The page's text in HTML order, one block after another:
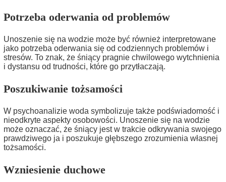
Potrzeba oderwania od problemów
Unoszenie się na wodzie może być również interpretowane
jako potrzeba oderwania się od codziennych problemów i
stresów. To znak, że śniący pragnie chwilowego wytchnienia
i dystansu od trudności, które go przytłaczają.
Poszukiwanie tożsamości
W psychoanalizie woda symbolizuje także podświadomość i
nieodkryte aspekty osobowości. Unoszenie się na wodzie
może oznaczać, że śniący jest w trakcie odkrywania swojego
prawdziwego ja i poszukuje głębszego zrozumienia własnej
tożsamości.
Wzniesienie duchowe